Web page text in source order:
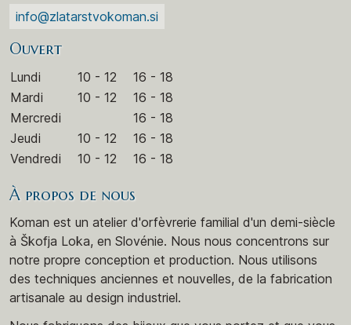
info@zlatarstvokoman.si
Ouvert
Lundi 10 - 12
16 - 18
Mardi
10 - 12
16 - 18
Mercredi
16 - 18
Jeudi
10 - 12
16 - 18
Vendredi
10 - 12 16 - 18
À propos de nous
Koman est un atelier d'orfèvrerie familial d'un demi-siècle
à Škofja Loka, en Slovénie. Nous nous concentrons sur
notre propre conception et production. Nous utilisons
des techniques anciennes et nouvelles, de la fabrication
artisanale au design industriel.